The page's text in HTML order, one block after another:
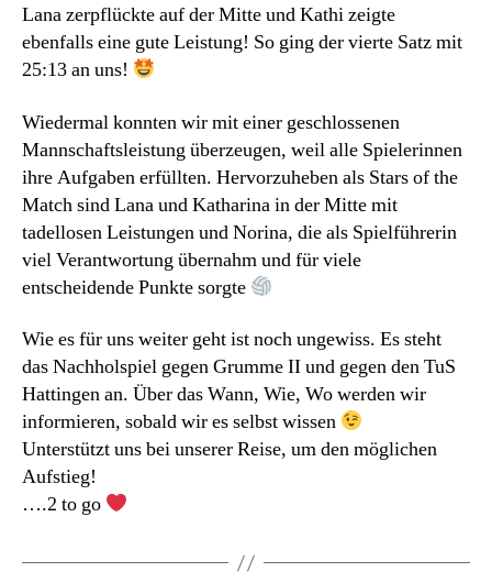
Lana zerpflückte auf der Mitte und Kathi zeigte
ebenfalls eine gute Leistung! So ging der vierte Satz mit
25:13 an uns!
Wiedermal konnten wir mit einer geschlossenen
Mannschaftsleistung überzeugen, weil alle Spielerinnen
ihre Aufgaben erfüllten. Hervorzuheben als Stars of the
Match sind Lana und Katharina in der Mitte mit
tadellosen Leistungen und Norina, die als Spielführerin
viel Verantwortung übernahm und für viele
entscheidende Punkte sorgte
Wie es für uns weiter geht ist noch ungewiss. Es steht
das Nachholspiel gegen Grumme II und gegen den TuS
Hattingen an. Über das Wann, Wie, Wo werden wir
informieren, sobald wir es selbst wissen
Unterstützt uns bei unserer Reise, um den möglichen
Aufstieg!
….2 to go